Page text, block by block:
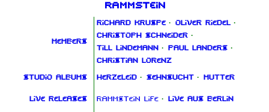
Rammstein
Members
Richard Kruspe · Oliver Riedel ·
Christoph Schneider ·
Till Lindemann · Paul Landers ·
Christian Lorenz
Studio albums Herzeleid · Sehnsucht · Mutter
Live releases Rammstein Life · Live aus Berlin